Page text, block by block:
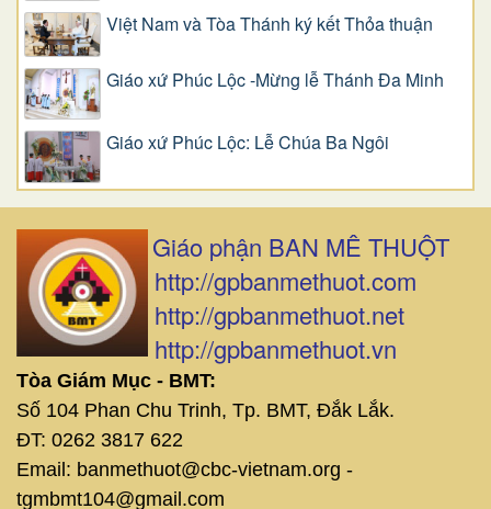
Việt Nam và Tòa Thánh ký kết Thỏa thuận
Giáo xứ Phúc Lộc -Mừng lễ Thánh Đa Minh
Giáo xứ Phúc Lộc: Lễ Chúa Ba Ngôi
Giáo phận BAN MÊ THUỘT
http://gpbanmethuot.com
http://gpbanmethuot.net
http://gpbanmethuot.vn
Tòa Giám Mục - BMT:
Số 104 Phan Chu Trinh, Tp. BMT, Đắk Lắk.
ĐT: 0262 3817 622
Email: banmethuot@cbc-vietnam.org -
tgmbmt104@gmail.com